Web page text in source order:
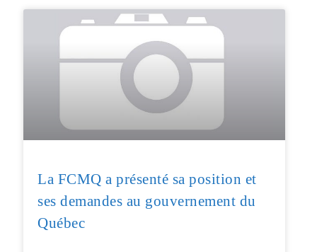
La FCMQ a présenté sa position et
ses demandes au gouvernement du
Québec